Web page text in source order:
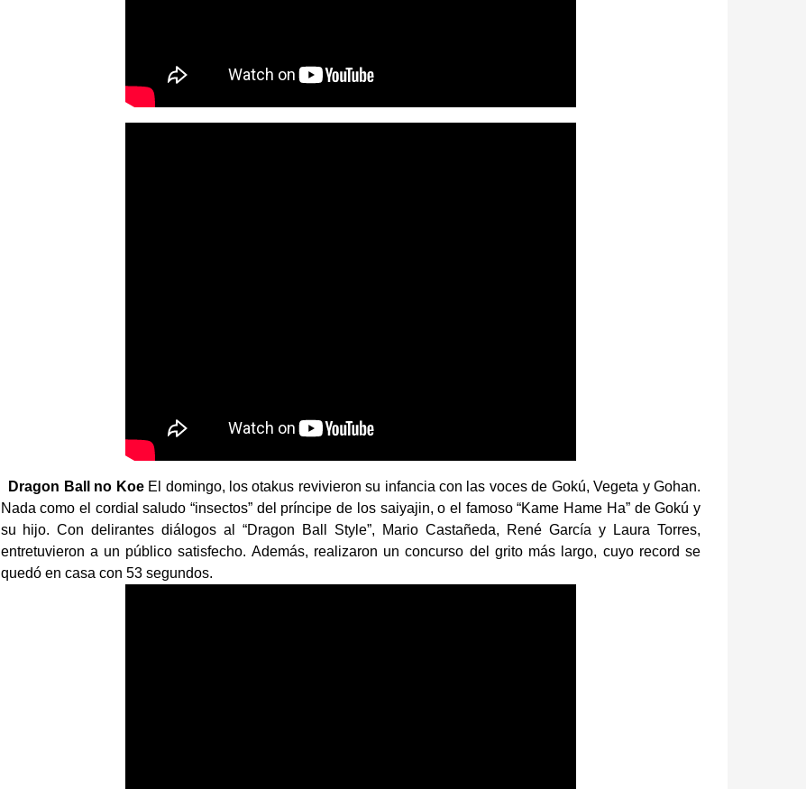
Dragon Ball no Koe El domingo, los otakus revivieron su infancia con las voces de Gokú, Vegeta y Gohan.
Nada como el cordial saludo “insectos” del príncipe de los saiyajin, o el famoso “Kame Hame Ha” de Gokú y
su hijo. Con delirantes diálogos al “Dragon Ball Style”, Mario Castañeda, René García y Laura Torres,
entretuvieron a un público satisfecho. Además, realizaron un concurso del grito más largo, cuyo record se
quedó en casa con 53 segundos.